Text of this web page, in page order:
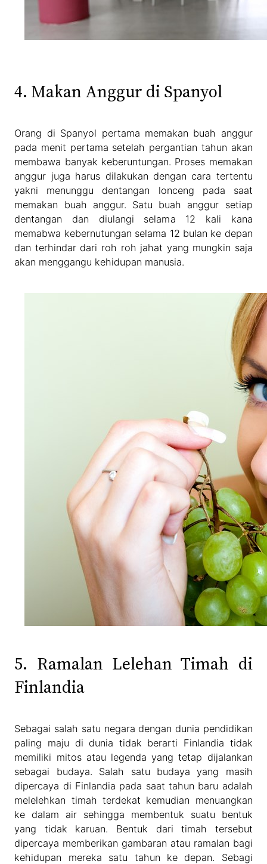
4. Makan Anggur di Spanyol
Orang di Spanyol pertama memakan buah anggur
pada menit pertama setelah pergantian tahun akan
membawa banyak keberuntungan. Proses memakan
anggur juga harus dilakukan dengan cara tertentu
yakni menunggu dentangan lonceng pada saat
memakan buah anggur. Satu buah anggur setiap
dentangan dan diulangi selama 12 kali kana
memabwa kebernutungan selama 12 bulan ke depan
dan terhindar dari roh roh jahat yang mungkin saja
akan menggangu kehidupan manusia.
5. Ramalan Lelehan Timah di
Finlandia
Sebagai salah satu negara dengan dunia pendidikan
paling maju di dunia tidak berarti Finlandia tidak
memiliki mitos atau legenda yang tetap dijalankan
sebagai budaya. Salah satu budaya yang masih
dipercaya di Finlandia pada saat tahun baru adalah
melelehkan timah terdekat kemudian menuangkan
ke dalam air sehingga membentuk suatu bentuk
yang tidak karuan. Bentuk dari timah tersebut
dipercaya memberikan gambaran atau ramalan bagi
kehidupan mereka satu tahun ke depan. Sebagi